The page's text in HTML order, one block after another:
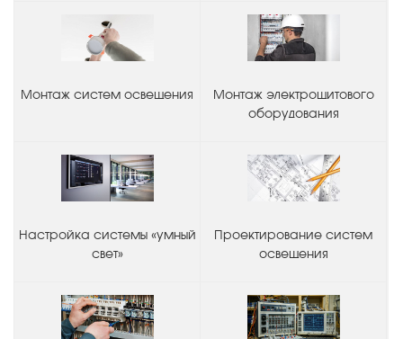
Монтаж систем освещения
Монтаж электрощитового
оборудования
Настройка системы «умный
свет»
Проектирование систем
освещения